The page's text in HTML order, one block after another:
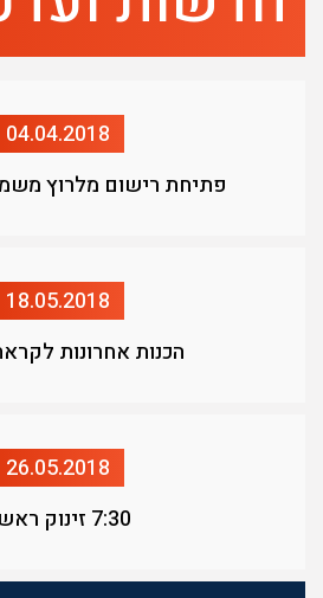
04.04.2018
פתיחת רישום מלרוץ משמר
18.05.2018
הכנות אחרונות
26.05.2018
7:30 זינוק ראשון